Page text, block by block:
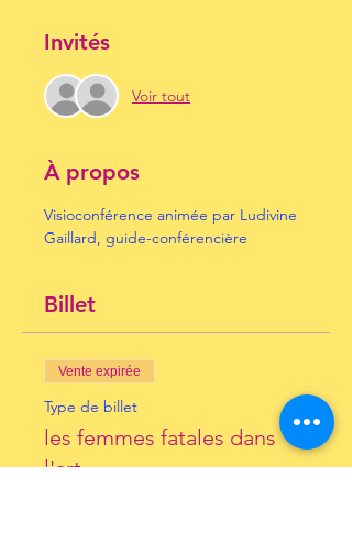
Invités
Voir tout
À propos
Visioconférence animée par Ludivine
Gaillard, guide-conférencière
Billet
Vente expirée
Type de billet
les femmes fatales dans
l'art